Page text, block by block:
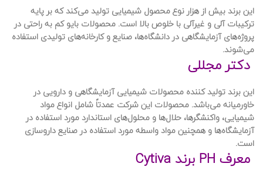
این برند بیش از هزار نوع محصول شیمیایی تولید می‌کند که بر پایه
ترکیبات آلی و غیرآلی با خلوص بالا است. محصولات بایو کم به راحتی در
پروژه‌های آزمایشگاهی در دانشگاه‌ها، صنایع و کارخانه‌های تولیدی استفاده
می‌شوند.
دکتر مجللی
این برند تولید کننده محصولات شیمیایی آزمایشگاهی و دارویی در
خاورمیانه می‌باشد. محصولات این شرکت عمدتاً شامل انواع مواد
شیمیایی، واکنشگرها، حلال‌ها و محلول‌های استاندارد مورد استفاده در
آزمایشگاه‌ها و همچنین مواد واسطه مورد استفاده در صنایع داروسازی
است.
معرف PH برند Cytiva